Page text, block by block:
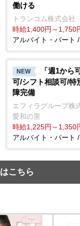
働ける
トランコム株式会社
時給1,400円～1,750
アルバイト・パート
NEW
「週1から
可/シフト相談可/特
障完備
エフィラグループ株
愛和の里
時給1,225円～1,350
アルバイト・パート
こちら